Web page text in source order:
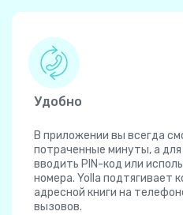
Удобно
В приложении вы всегда
потраченные минуты, а
вводить PIN-код или
номера. Yolla подтягивает
адресной книги на
вызовов.